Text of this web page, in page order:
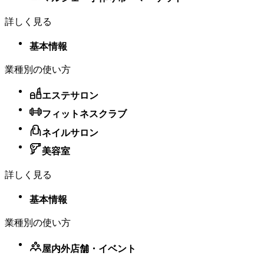
詳しく見る
基本情報
業種別の使い方
エステサロン
フィットネスクラブ
ネイルサロン
美容室
詳しく見る
基本情報
業種別の使い方
屋内外店舗・​イベント